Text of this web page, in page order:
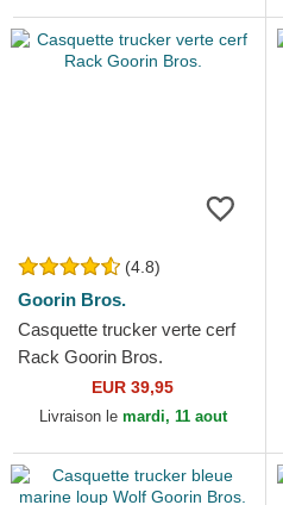
(4.8)
Goorin Bros.
Casquette trucker verte cerf
Rack Goorin Bros.
EUR 39,95
Livraison le mardi, 11 aout